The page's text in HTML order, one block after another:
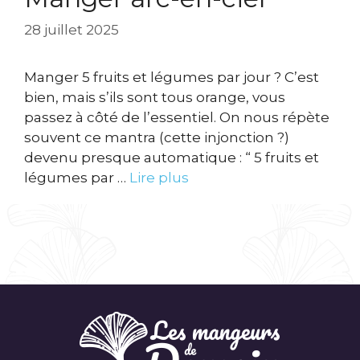
28 juillet 2025
Manger 5 fruits et légumes par jour ? C’est
bien, mais s’ils sont tous orange, vous
passez à côté de l’essentiel. On nous répète
souvent ce mantra (cette injonction ?)
devenu presque automatique : “ 5 fruits et
légumes par … Lire plus